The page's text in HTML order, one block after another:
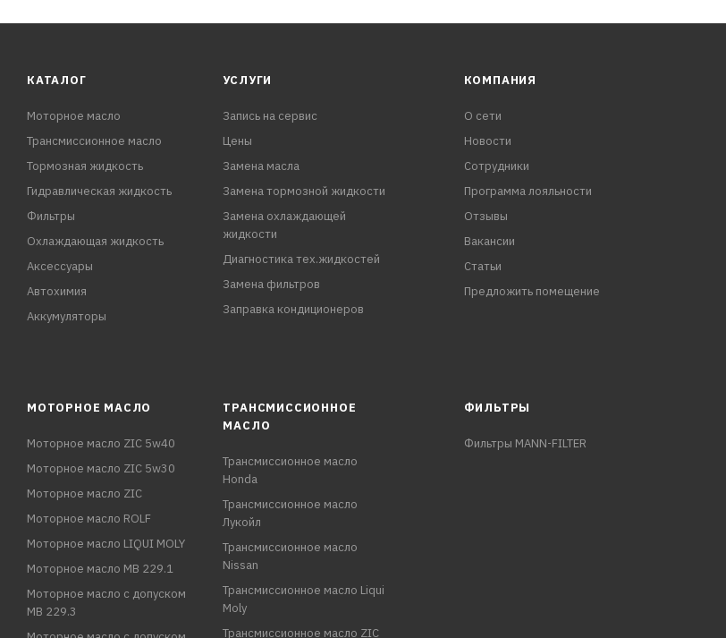
КАТАЛОГ
Моторное масло
Трансмиссионное масло
Тормозная жидкость
Гидравлическая жидкость
Фильтры
Охлаждающая жидкость
Аксессуары
Автохимия
Аккумуляторы
УСЛУГИ
Запись на сервис
Цены
Замена масла
Замена тормозной жидкости
Замена охлаждающей
жидкости
Диагностика тех.жидкостей
Замена фильтров
Заправка кондиционеров
КОМПАНИЯ
О сети
Новости
Сотрудники
Программа лояльности
Отзывы
Вакансии
Статьи
Предложить помещение
МОТОРНОЕ МАСЛО
Моторное масло ZIC 5w40
Моторное масло ZIC 5w30
Моторное масло ZIC
Моторное масло ROLF
Моторное масло LIQUI MOLY
Моторное масло MB 229.1
Моторное масло с допуском
MB 229.3
ТРАНСМИССИОННОЕ
МАСЛО
Трансмиссионное масло
Honda
Трансмиссионное масло
Лукойл
Трансмиссионное масло
Nissan
Трансмиссионное масло Liqui
Moly
Трансмиссионное масло ZIC
ФИЛЬТРЫ
Фильтры MANN-FILTER